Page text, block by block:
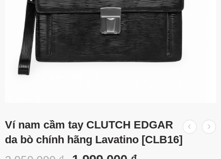
Ví nam cầm tay CLUTCH EDGAR
da bò chính hãng Lavatino [CLB16]